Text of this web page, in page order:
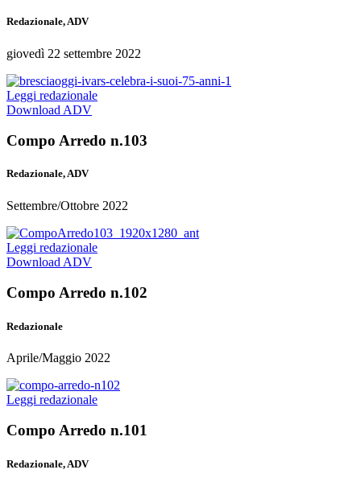
Redazionale, ADV
giovedì 22 settembre 2022
Leggi redazionale
Download ADV
Compo Arredo n.103
Redazionale, ADV
Settembre/Ottobre 2022
Leggi redazionale
Download ADV
Compo Arredo n.102
Redazionale
Aprile/Maggio 2022
Leggi redazionale
Compo Arredo n.101
Redazionale, ADV